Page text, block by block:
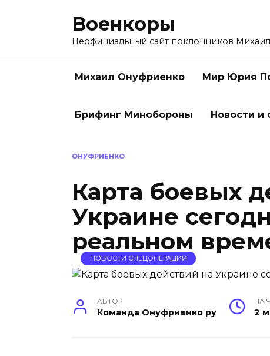
Военкоры
Неофициальный сайт поклонников
Михаил Онуфриенко Мир Юрия
Брифинг Минобороны Новости и
ОНУФРИЕНКО
Карта боевых
Украине
реальном
НОВОСТИ СПЕЦОПЕРАЦИИ
АВТОР
Команда Онуфриенко ру
НА
2